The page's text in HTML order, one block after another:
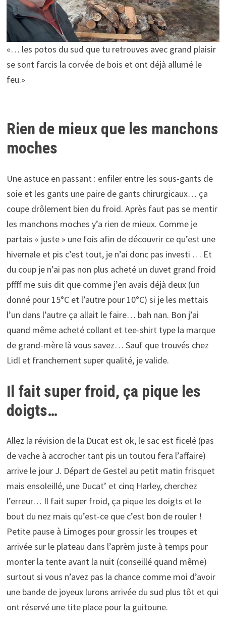
«… les potos du sud que tu retrouves avec grand plaisir
se sont farcis la corvée de bois et ont déjà allumé le
feu.»
Rien de mieux que les manchons
moches
Une astuce en passant : enfiler entre les sous-gants de
soie et les gants une paire de gants chirurgicaux… ça
coupe drôlement bien du froid. Après faut pas se mentir
les manchons moches y’a rien de mieux. Comme je
partais « juste » une fois afin de découvrir ce qu’est une
hivernale et pis c’est tout, je n’ai donc pas investi … Et
du coup je n’ai pas non plus acheté un duvet grand froid
pffff me suis dit que comme j’en avais déjà deux (un
donné pour 15°C et l’autre pour 10°C) si je les mettais
l’un dans l’autre ça allait le faire… bah nan. Bon j’ai
quand même acheté collant et tee-shirt type la marque
de grand-mère là vous savez… Sauf que trouvés chez
Lidl et franchement super qualité, je valide.
Il fait super froid, ça pique les
doigts…
Allez la révision de la Ducat est ok, le sac est ficelé (pas
de vache à accrocher tant pis un toutou fera l’affaire)
arrive le jour J. Départ de Gestel au petit matin frisquet
mais ensoleillé, une Ducat’ et cinq Harley, cherchez
l’erreur… Il fait super froid, ça pique les doigts et le
bout du nez mais qu’est-ce que c’est bon de rouler !
Petite pause à Limoges pour grossir les troupes et
arrivée sur le plateau dans l’aprèm juste à temps pour
monter la tente avant la nuit (conseillé quand même)
surtout si vous n’avez pas la chance comme moi d’avoir
une bande de joyeux lurons arrivée du sud plus tôt et qui
ont réservé une tite place pour la guitoune.